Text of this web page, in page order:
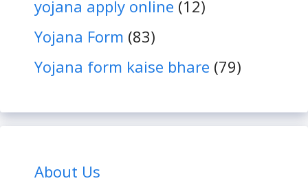
yojana apply online (12)
Yojana Form (83)
Yojana form kaise bhare (79)
About Us